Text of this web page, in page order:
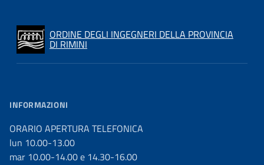
ORDINE DEGLI INGEGNERI DELLA PROVINCIA
DI RIMINI
INFORMAZIONI
ORARIO APERTURA TELEFONICA
lun 10.00-13.00
mar 10.00-14.00 e 14.30-16.00